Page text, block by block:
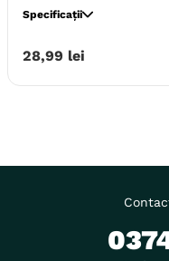
Specificații
Specie
28,99 lei